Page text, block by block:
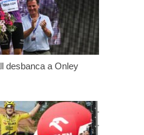
desbanca a Onley